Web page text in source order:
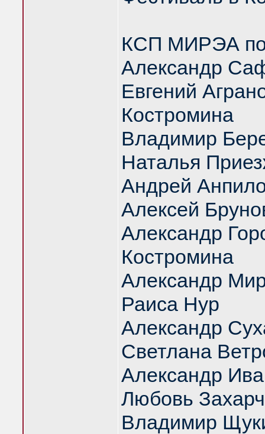
КСП МИРЭА
Александр
Евгений
Костромина
Владимир
Наталья
Андрей
Алексей
Александр
Костромина
Александр
Раиса Нур
Александр
Светлана
Александр
Любовь
Владимир